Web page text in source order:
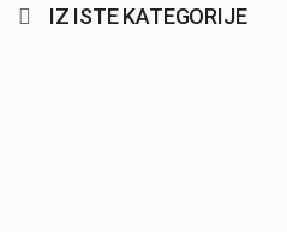
IZ ISTE KATEGORIJE